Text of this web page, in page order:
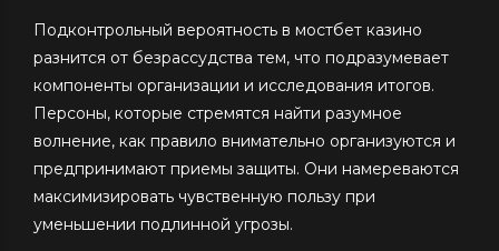
Подконтрольный вероятность в мостбет казино
разнится от безрассудства тем, что подразумевает
компоненты организации и исследования итогов.
Персоны, которые стремятся найти разумное
волнение, как правило внимательно организуются и
предпринимают приемы защиты. Они намереваются
максимизировать чувственную пользу при
уменьшении подлинной угрозы.